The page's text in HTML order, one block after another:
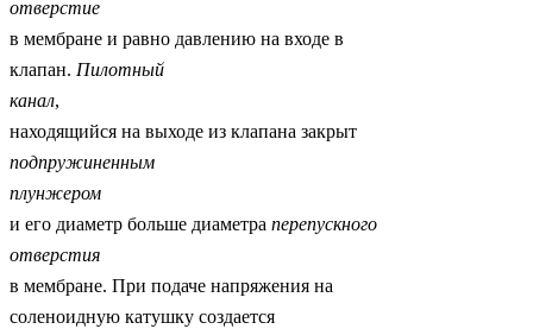
отверстие
в мембране и равно давлению на входе в
клапан. Пилотный
канал,
находящийся на выходе из клапана закрыт
подпружиненным
плунжером
и его диаметр больше диаметра перепускного
отверстия
в мембране. При подаче напряжения на
соленоидную катушку создается